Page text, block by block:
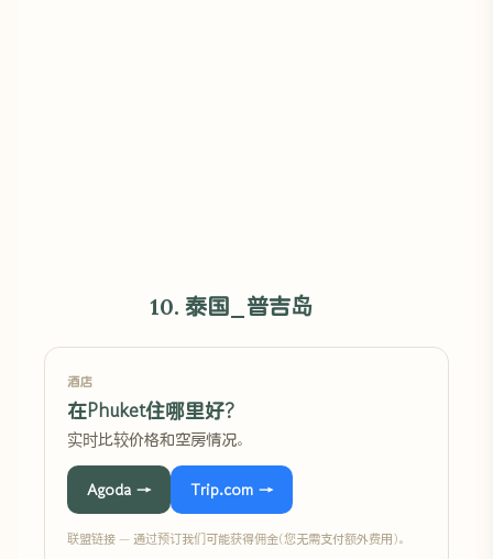
10. 泰国_普吉岛
酒店
在Phuket住哪里好?
实时比较价格和空房情况。
Agoda → Trip.com →
联盟链接 — 通过预订我们可能获得佣金(您无需支付额外费用)。